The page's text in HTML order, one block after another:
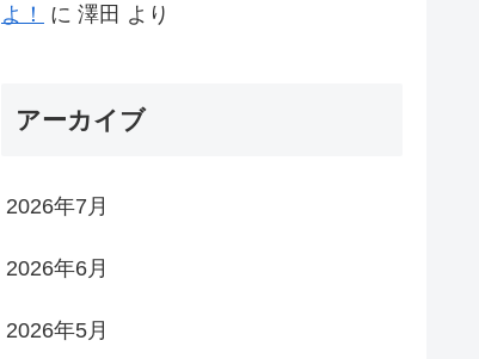
よ！
に 澤田 より
アーカイブ
2026年7月
2026年6月
2026年5月